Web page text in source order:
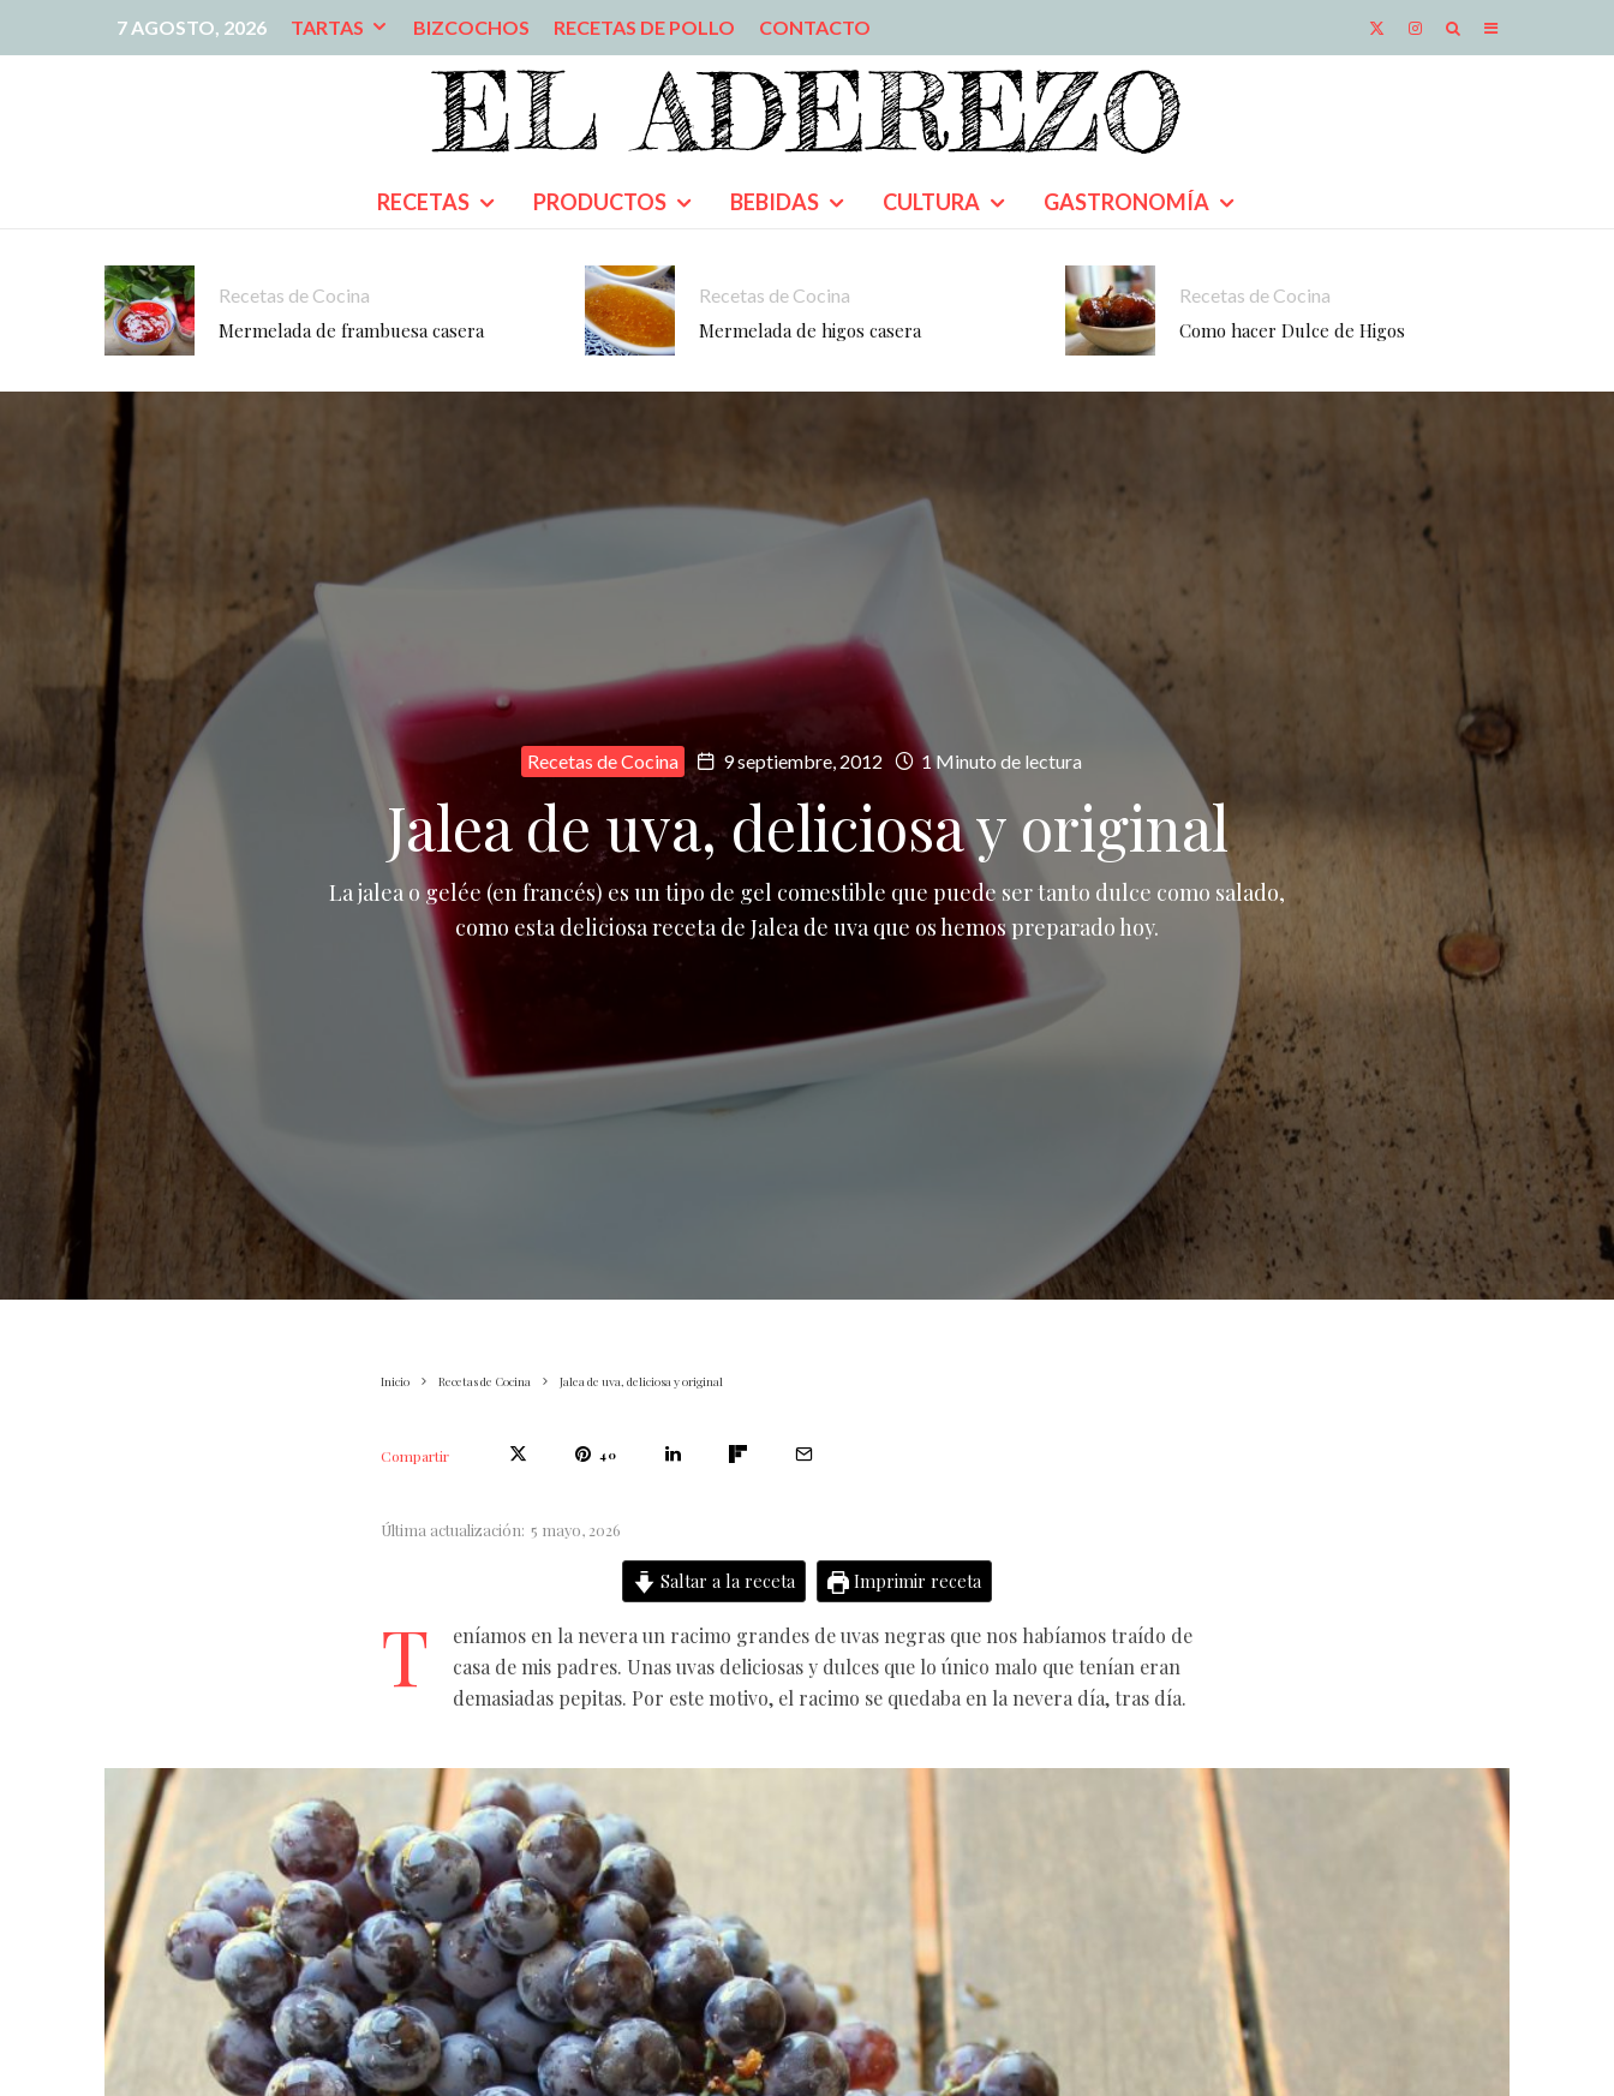
7 AGOSTO, 2026 TARTAS BIZCOCHOS RECETAS DE POLLO CONTACTO
RECETAS PRODUCTOS BEBIDAS CULTURA GASTRONOMÍA
Recetas de Cocina
Mermelada de frambuesa casera
Recetas de Cocina
Mermelada de higos casera
Recetas de Cocina
Como hacer Dulce de Higos
Recetas de Cocina 9 septiembre, 2012 1 Minuto de lectura
Jalea de uva, deliciosa y original
La jalea o gelée (en francés) es un tipo de gel comestible que puede ser tanto dulce como salado,
como esta deliciosa receta de Jalea de uva que os hemos preparado hoy.
Inicio Recetas de Cocina Jalea de uva, deliciosa y original
Compartir 40
Última actualización: 5 mayo, 2026
Saltar a la receta Imprimir receta
T
eníamos en la nevera un racimo grandes de uvas negras que nos habíamos traído de
casa de mis padres. Unas uvas deliciosas y dulces que lo único malo que tenían eran
demasiadas pepitas. Por este motivo, el racimo se quedaba en la nevera día, tras día.